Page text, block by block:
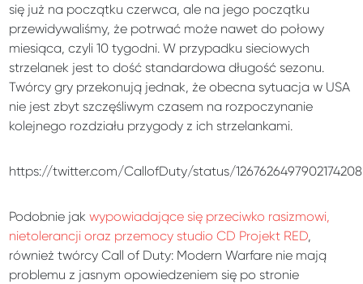
się już na początku czerwca, ale na jego początku
przewidywaliśmy, że potrwać może nawet do połowy
miesiąca, czyli 10 tygodni. W przypadku sieciowych
strzelanek jest to dość standardowa długość sezonu.
Twórcy gry przekonują jednak, że obecna sytuacja w USA
nie jest zbyt szczęśliwym czasem na rozpoczynanie
kolejnego rozdziału przygody z ich strzelankami.
https://twitter.com/CallofDuty/status/1267626497902174208
Podobnie jakwypowiadające się przeciwko rasizmowi,
nietolerancji oraz przemocy studio CD Projekt RED,
również twórcy Call of Duty: Modern Warfare nie mają
problemu z jasnym opowiedzeniem się po stronie